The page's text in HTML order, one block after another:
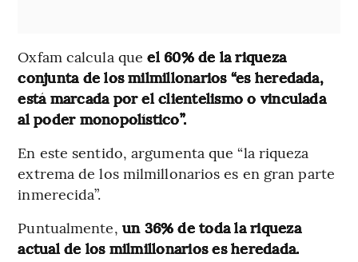
Oxfam calcula que el 60% de la riqueza
conjunta de los milmillonarios “es heredada,
está marcada por el clientelismo o vinculada
al poder monopolístico”.
En este sentido, argumenta que “la riqueza
extrema de los milmillonarios es en gran parte
inmerecida”.
Puntualmente, un 36% de toda la riqueza
actual de los milmillonarios es heredada.